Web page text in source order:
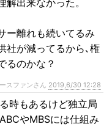
解出来なかった。
ー離れも続いてるみ
社が減ってるから､権
るのかな？
スファンさん 2019,6/30 12:28
時もあるけど独立局
やMBSには仕組み